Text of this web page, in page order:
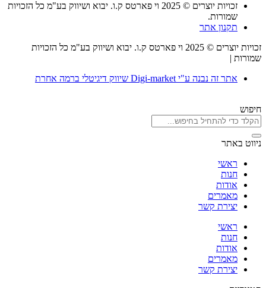
זכויות יוצרים © 2025 וי פארטס ק.ו. יבוא ושיווק בע"מ כל הזכויות
שמורות.
תקנון אתר
זכויות יוצרים © 2025 וי פארטס ק.ו. יבוא ושיווק בע"מ כל הזכויות
שמורות |
אתר זה נבנה ע"י Digi-market שיווק דיגיטלי ברמה אחרת
חיפוש
ניווט באתר
ראשי
חנות
אודות
מאמרים
יצירת קשר
ראשי
חנות
אודות
מאמרים
יצירת קשר